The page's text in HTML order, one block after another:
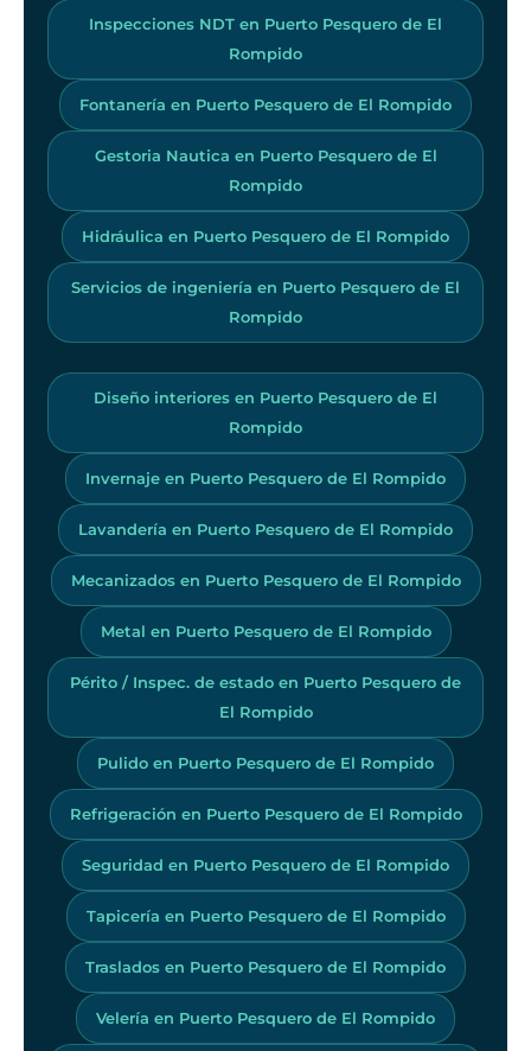
Inspecciones NDT en Puerto Pesquero de El
Rompido
Fontanería en Puerto Pesquero de El Rompido
Gestoria Nautica en Puerto Pesquero de El
Rompido
Hidráulica en Puerto Pesquero de El Rompido
Servicios de ingeniería en Puerto Pesquero de El
Rompido
Diseño interiores en Puerto Pesquero de El
Rompido
Invernaje en Puerto Pesquero de El Rompido
Lavandería en Puerto Pesquero de El Rompido
Mecanizados en Puerto Pesquero de El Rompido
Metal en Puerto Pesquero de El Rompido
Périto / Inspec. de estado en Puerto Pesquero de
El Rompido
Pulido en Puerto Pesquero de El Rompido
Refrigeración en Puerto Pesquero de El Rompido
Seguridad en Puerto Pesquero de El Rompido
Tapicería en Puerto Pesquero de El Rompido
Traslados en Puerto Pesquero de El Rompido
Velería en Puerto Pesquero de El Rompido